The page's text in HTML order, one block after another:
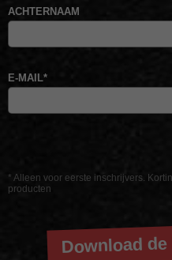
* Alleen voor eerste inschrijvers.
producten
ACHTERNAAM
E-MAIL*
Download